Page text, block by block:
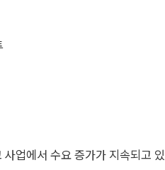
업에서 수요 증가가 지속되고 있